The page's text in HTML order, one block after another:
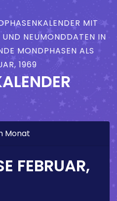
MIT
NEUMONDDATEN IN
MONDPHASEN ALS
1969
Monat
FEBRUAR,